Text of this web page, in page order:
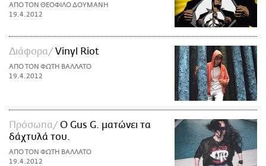
ΑΠΟ ΤΟΝ ΘΕΟΦΙΛΟ ΔΟΥΜΑΝΗ
19.4.2012
Διάφορα Vinyl Riot
ΑΠΟ ΤΟΝ ΦΩΤΗ ΒΑΛΛΑΤΟ
19.4.2012
Πρόσωπα
O Gus G. ματώνει τα
δάχτυλά του.
ΑΠΟ ΤΟΝ ΦΩΤΗ ΒΑΛΛΑΤΟ
19.4.2012